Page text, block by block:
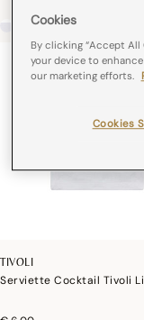
TIVOLI
Serviette Cocktail Tivoli
Cookies
By clicking “Accept All
your device to
our marketing efforts.
Cookies